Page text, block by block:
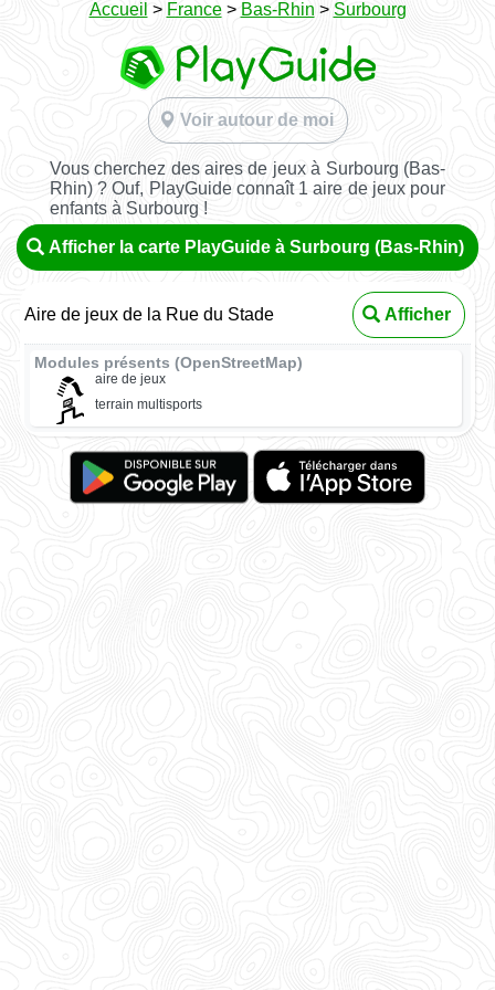
Accueil > France> Bas-Rhin > Surbourg
Voir autour de moi
Vous cherchez des aires de jeux à Surbourg (Bas-
Rhin) ? Ouf, PlayGuide connaît 1 aire de jeux pour
enfants à Surbourg !
Afficher la carte PlayGuide à Surbourg (Bas-Rhin)
Aire de jeux de la Rue du Stade Afficher
Modules présents (OpenStreetMap)
aire de jeux
terrain multisports